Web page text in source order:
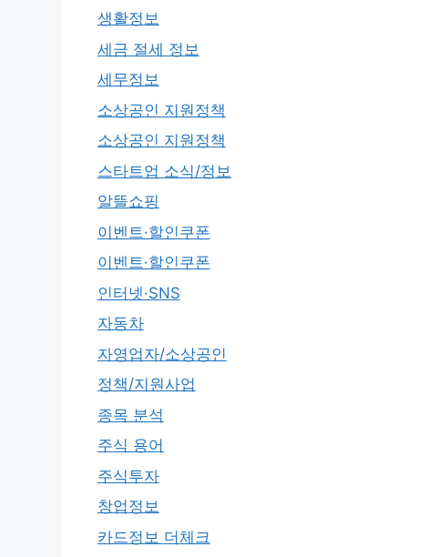
생활정보
세금 절세 정보
세무정보
소상공인 지원정책
소상공인 지원정책
스타트업 소식/정보
알뜰쇼핑
이벤트·할인쿠폰
이벤트·할인쿠폰
인터넷·SNS
자동차
자영업자/소상공인
정책/지원사업
종목 분석
주식 용어
주식투자
창업정보
카드정보 더체크